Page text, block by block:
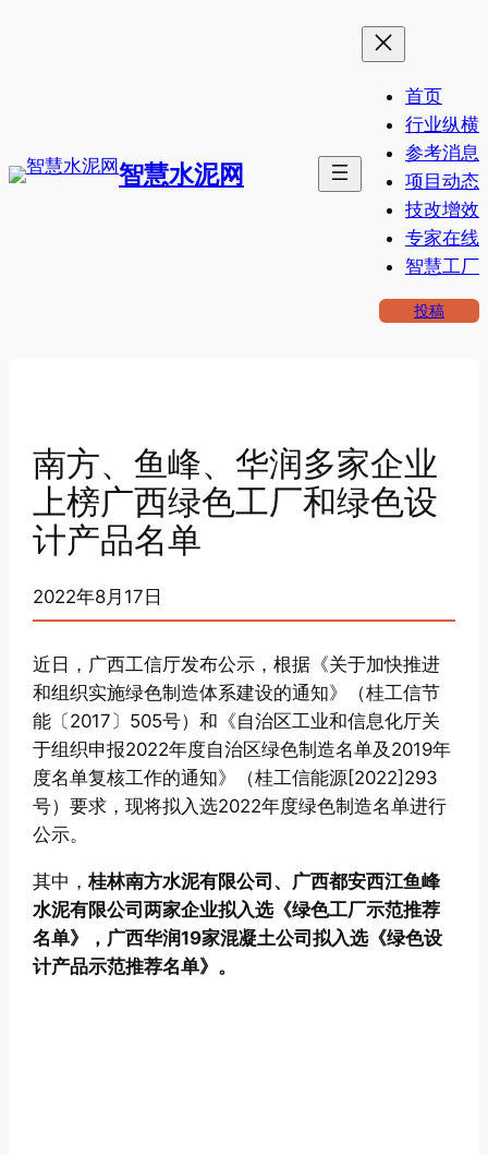
智慧水泥网
首页
行业纵横
参考消息
项目动态
技改增效
专家在线
智慧工厂
投稿
南方、鱼峰、华润多家企业
上榜广西绿色工厂和绿色设
计产品名单
2022年8月17日
近日，广西工信厅发布公示，根据《关于加快推进
和组织实施绿色制造体系建设的通知》（桂工信节
能〔2017〕505号）和《自治区工业和信息化厅关
于组织申报2022年度自治区绿色制造名单及2019年
度名单复核工作的通知》（桂工信能源[2022]293
号）要求，现将拟入选2022年度绿色制造名单进行
公示。
其中，桂林南方水泥有限公司、广西都安西江鱼峰
水泥有限公司两家企业拟入选《绿色工厂示范推荐
名单》，广西华润19家混凝土公司拟入选《绿色设
计产品示范推荐名单》。